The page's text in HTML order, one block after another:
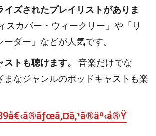
イズされたプレイリストがありま
スカバー・ウィークリー」や「リ
ーダー」などが人気です。
トも聴けます。
音楽だけでな
まなジャンルのポッドキャストも楽